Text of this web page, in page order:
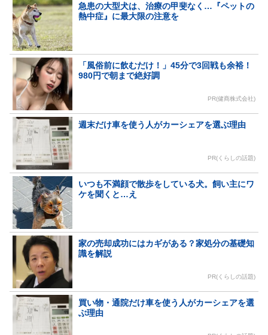
急患の大型犬は、治療の甲斐なく…『ペットの
熱中症』に最大限の注意を
「風俗前に飲むだけ！」45分で3回戦も余裕！
980円で朝まで絶好調
PR(健商株式会社)
週末だけ車を使う人がカーシェアを選ぶ理由
PR(くらしの話題)
いつも不満顔で散歩をしている犬。飼い主にワ
ケを聞くと…え
家の売却成功にはカギがある？家処分の基礎知
識を解説
PR(くらしの話題)
買い物・通院だけ車を使う人がカーシェアを選
ぶ理由